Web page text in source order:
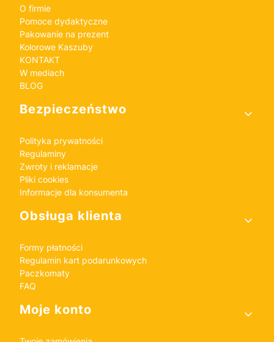
O firmie
Pomoce dydaktyczne
Pakowanie na prezent
Kolorowe Kaszuby
KONTAKT
W mediach
BLOG
Bezpieczeństwo
Polityka prywatności
Regulaminy
Zwroty i reklamacje
Pliki cookies
Informacje dla konsumenta
Obsługa klienta
Formy płatności
Regulamin kart podarunkowych
Paczkomaty
FAQ
Moje konto